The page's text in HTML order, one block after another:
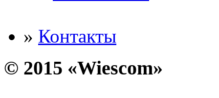
» Контакты
© 2015 «Wiescom»